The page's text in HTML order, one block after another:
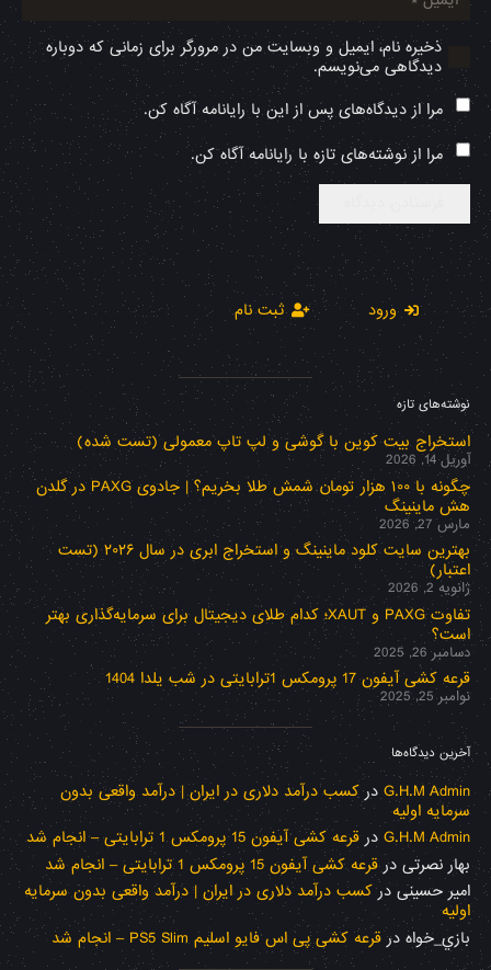
ذخیره نام، ایمیل و وبسایت من در مرورگر برای زمانی که دوباره
دیدگاهی می‌نویسم.
مرا از دیدگاه‌های پس از این با رایانامه آگاه کن.
مرا از نوشته‌های تازه با رایانامه آگاه کن.
ورود ثبت نام
نوشته‌های تازه
استخراج بیت کوین با گوشی و لپ تاپ معمولی (تست شده)
آوریل 14, 2026
چگونه با ۱۰۰ هزار تومان شمش طلا بخریم؟ | جادوی PAXG در گلدن
هش ماینینگ
مارس 27, 2026
بهترین سایت کلود ماینینگ و استخراج ابری در سال ۲۰۲۶ (تست
اعتبار)
ژانویه 2, 2026
تفاوت PAXG و XAUT؛ کدام طلای دیجیتال برای سرمایه‌گذاری بهتر
است؟
دسامبر 26, 2025
قرعه کشی آیفون 17 پرومکس 1ترابایتی در شب یلدا 1404
نوامبر 25, 2025
آخرین دیدگاه‌ها
G.H.M Admin درکسب درآمد دلاری در ایران | درآمد واقعی بدون
سرمایه اولیه
G.H.M Admin درقرعه کشی آیفون 15 پرومکس 1 ترابایتی – انجام شد
بهار نصرتی درقرعه کشی آیفون 15 پرومکس 1 ترابایتی – انجام شد
امیر حسینی درکسب درآمد دلاری در ایران | درآمد واقعی بدون سرمایه
اولیه
بازي_خواه درقرعه کشی پی اس فایو اسلیم PS5 Slim – انجام شد